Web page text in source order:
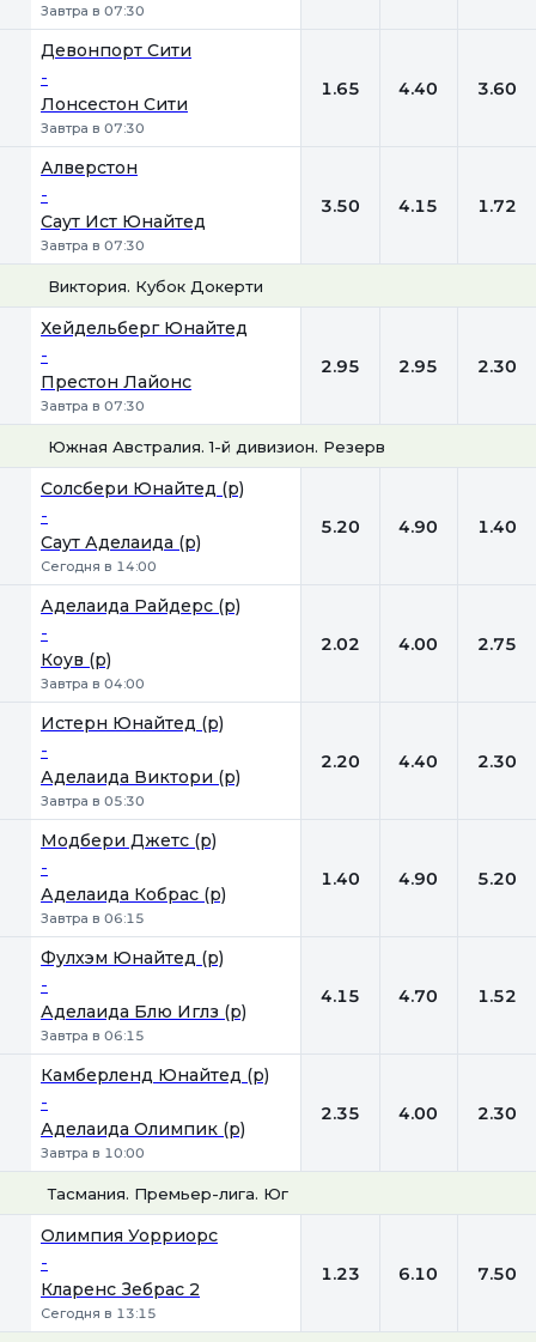
Завтра в 07:30
Девонпорт Сити
-
Лонсестон Сити
Завтра в 07:30
1.65 4.40 3.60
Алверстон
-
Саут Ист Юнайтед
Завтра в 07:30
3.50 4.15 1.72
Виктория. Кубок Докерти
Хейдельберг Юнайтед
-
Престон Лайонс
Завтра в 07:30
2.95 2.95 2.30
Южная Австралия. 1-й дивизион. Резерв
Солсбери Юнайтед (р)
-
Саут Аделаида (р)
Сегодня в 14:00
5.20 4.90 1.40
Аделаида Райдерс (р)
-
Коув (р)
Завтра в 04:00
2.02 4.00 2.75
Истерн Юнайтед (р)
-
Аделаида Виктори (р)
Завтра в 05:30
2.20 4.40 2.30
Модбери Джетс (р)
-
Аделаида Кобрас (р)
Завтра в 06:15
1.40 4.90 5.20
Фулхэм Юнайтед (р)
-
Аделаида Блю Иглз (р)
Завтра в 06:15
4.15 4.70 1.52
Камберленд Юнайтед (р)
-
Аделаида Олимпик (р)
Завтра в 10:00
2.35 4.00 2.30
Тасмания. Премьер-лига. Юг
Олимпия Уорриорс
-
Кларенс Зебрас 2
Сегодня в 13:15
1.23 6.10 7.50